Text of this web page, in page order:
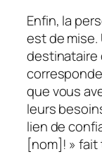
Enfin, la
est de mise.
destinataire
que vous
leurs
lien de
[nom]! »